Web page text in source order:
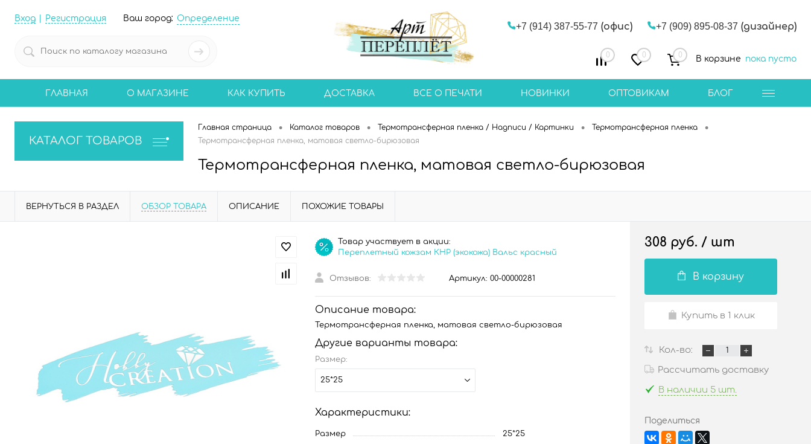
Вход Регистрация Ваш город: Определение
+7 (914) 387-55-77 (офис) +7 (909) 895-08-37 (дизайнер)
0 0 0 В корзине пока пусто
ГЛАВНАЯ О МАГАЗИНЕ КАК КУПИТЬ ДОСТАВКА ВСЕ О ПЕЧАТИ НОВИНКИ ОПТОВИКАМ БЛОГ
КАТАЛОГ ТОВАРОВ
Главная страница • Каталог товаров • Термотрансферная пленка / Надписи / Картинки • Термотрансферная пленка •
Термотрансферная пленка, матовая светло-бирюзовая
Термотрансферная пленка, матовая светло-бирюзовая
ВЕРНУТЬСЯ В РАЗДЕЛ ОБЗОР ТОВАРА ОПИСАНИЕ ПОХОЖИЕ ТОВАРЫ
Товар участвует в акции:
Переплетный кожзам КНР (экокожа) Вальс красный
Отзывов: Артикул: 00-00000281
Описание товара:
Термотрансферная пленка, матовая светло-бирюзовая
Другие варианты товара:
Размер:
25*25
Характеристики:
Размер
25*25
308 руб. / шт
В корзину
Купить в 1 клик
Кол-во:
Рассчитать доставку
В наличии 5 шт.
Поделиться